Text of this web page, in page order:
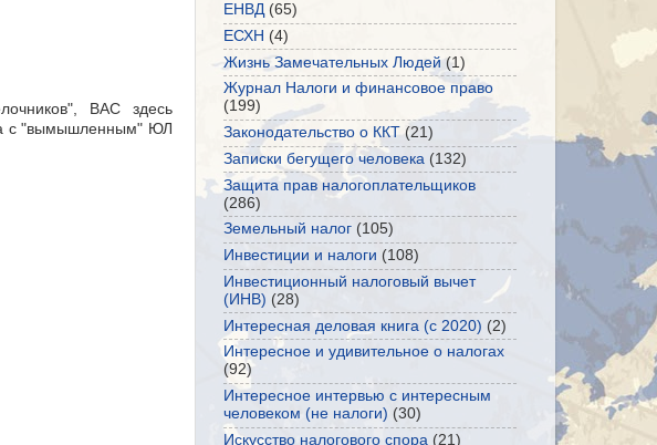
ВАС здесь
с "вымышленным" ЮЛ
ЕНВД (65)
ЕСХН (4)
Жизнь Замечательных Людей (1)
Журнал Налоги и финансовое право
(199)
Законодательство о ККТ (21)
Записки бегущего человека (132)
Защита прав налогоплательщиков
(286)
Земельный налог (105)
Инвестиции и налоги (108)
Инвестиционный налоговый вычет
(ИНВ) (28)
Интересная деловая книга (с 2020) (2)
Интересное и удивительное о налогах
(92)
Интересное интервью с интересным
человеком (не налоги) (30)
Искусство налогового спора (21)